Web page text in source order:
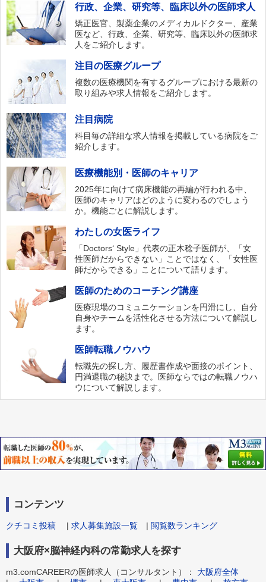
行政、企業、研究等、臨床以外の医師求人
矯正医官、製薬企業のメディカルドクター、産業
医など、行政、企業、研究等、臨床以外の医師求
人をご紹介します。
注目の医療グループ
複数の医療機関を有するグループにおける最新の
取り組みや求人情報をご紹介します。
注目病院
科目毎の詳細な求人情報を掲載している病院をご
紹介します。
医療機能別・医師のキャリア
2025年に向けて病床機能の再編が行われる中、
医師のキャリアはどのように変わるのでしょう
か。機能ごとに解説します。
わたしの女医ライフ
「Doctors‘ Style」代表の正木稔子医師が、「女
性医師だからできない」ことではなく、「女性医
師だからできる」ことについて語ります。
医師のためのコーチング講座
医療現場のコミュニケーションを円滑にし、自分
自身やチームを活性化させる方法について解説し
ます。
医師転職ノウハウ
転職先の探し方、履歴書作成や面接のポイント、
円満退職の秘訣まで。医師ならではの転職ノウハ
ウについて解説します。
コンテンツ
クチコミ投稿 | 求人募集施設一覧 | 閲覧数ランキング
大阪府×脳神経内科の常勤求人を探す
m3.comCAREERの医師求人（コンサルタント）： 大阪府全体